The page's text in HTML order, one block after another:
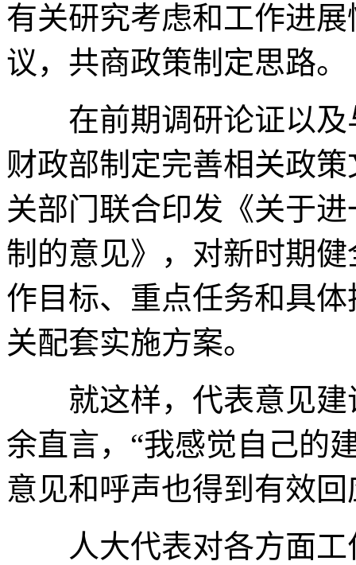
有关研究考虑和工作进
议，共商政策制定思路。
在前期调研论证以及
财政部制定完善相关政
关部门联合印发《关于
制的意见》，对新时期
作目标、重点任务和具
关配套实施方案。
就这样，代表意见建
余直言，“我感觉自己的
意见和呼声也得到有效回
人大代表对各方面工